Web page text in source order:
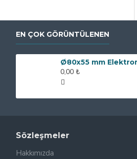
EN ÇOK GÖRÜNTÜLENEN
0,00 ₺
Sözleşmeler
Hakkımızda